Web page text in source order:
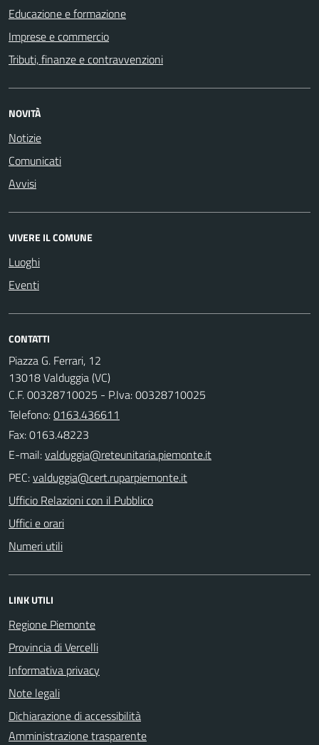
Educazione e formazione
Imprese e commercio
Tributi, finanze e contravvenzioni
NOVITÀ
Notizie
Comunicati
Avvisi
VIVERE IL COMUNE
Luoghi
Eventi
CONTATTI
Piazza G. Ferrari, 12
13018 Valduggia (VC)
C.F. 00328710025 - P.Iva: 00328710025
Telefono:0163.436611
Fax: 0163.48223
E-mail:
PEC:
Ufficio Relazioni con il Pubblico
Uffici e orari
Numeri utili
LINK UTILI
Regione Piemonte
Provincia di Vercelli
Informativa privacy
Note legali
Dichiarazione di accessibilità
Amministrazione trasparente